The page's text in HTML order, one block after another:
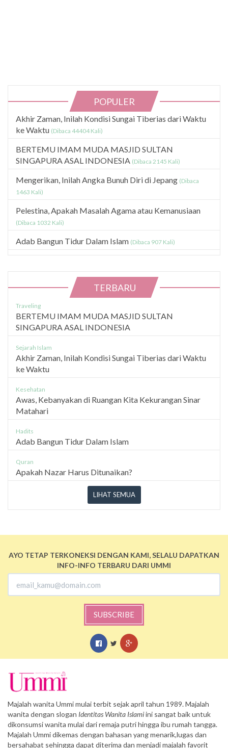
POPULER
Akhir Zaman, Inilah Kondisi Sungai Tiberias dari Waktu
ke Waktu (Dibaca 44404 Kali)
BERTEMU IMAM MUDA MASJID SULTAN
SINGAPURA ASAL INDONESIA (Dibaca 2145 Kali)
Mengerikan, Inilah Angka Bunuh Diri di Jepang (Dibaca
1463 Kali)
Pelestina, Apakah Masalah Agama atau Kemanusiaan
(Dibaca 1032 Kali)
Adab Bangun Tidur Dalam Islam (Dibaca 907 Kali)
TERBARU
Traveling
BERTEMU IMAM MUDA MASJID SULTAN
SINGAPURA ASAL INDONESIA
Sejarah Islam
Akhir Zaman, Inilah Kondisi Sungai Tiberias dari Waktu
ke Waktu
Kesehatan
Awas, Kebanyakan di Ruangan Kita Kekurangan Sinar
Matahari
Hadits
Adab Bangun Tidur Dalam Islam
Quran
Apakah Nazar Harus Ditunaikan?
LIHAT SEMUA
AYO TETAP TERKONEKSI DENGAN KAMI, SELALU DAPATKAN
INFO-INFO TERBARU DARI UMMI
SUBSCRIBE
Majalah wanita Ummi mulai terbit sejak april tahun 1989. Majalah
wanita dengan slogan Identitas Wanita Islamiini sangat baik untuk
dikonsumsi wanita mulai dari remaja putri hingga ibu rumah tangga.
Majalah Ummi dikemas dengan bahasan yang menarik,lugas dan
bersahabat sehingga dapat diterima dan menjadi majalah favorit